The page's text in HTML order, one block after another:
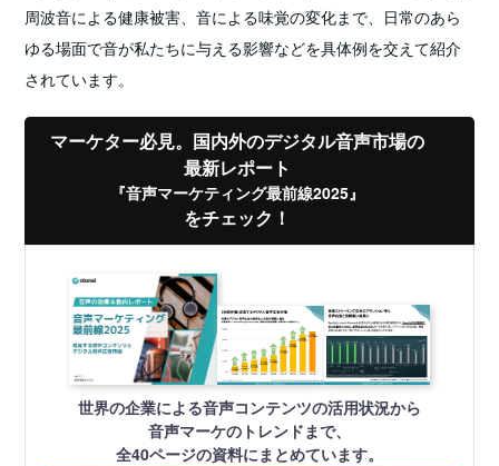
周波音による健康被害、音による味覚の変化まで、日常のあら
ゆる場面で音が私たちに与える影響などを具体例を交えて紹介
されています。
マーケター必見。国内外のデジタル音声市場の
最新レポート
『音声マーケティング最前線2025』
をチェック！
世界の企業による音声コンテンツの活用状況から
音声マーケのトレンドまで、
全40ページの資料にまとめています。